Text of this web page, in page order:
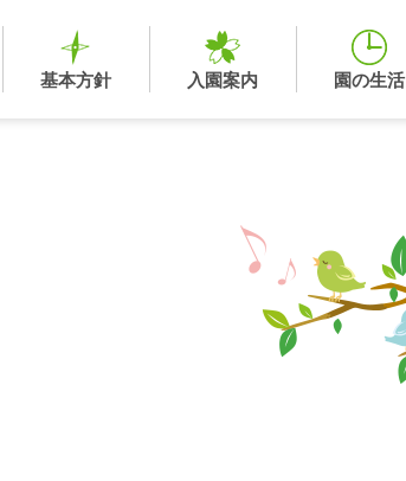
基本方針 入園案内 園の生活